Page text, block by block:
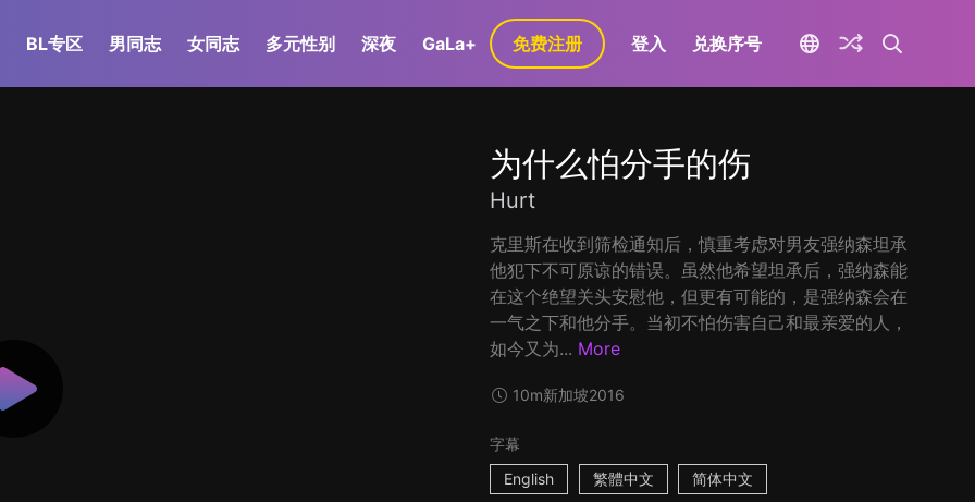
BL专区 男同志 女同志 多元性别 深夜 GaLa+ 免费注册 登入 兑换序号
为什么怕分手的伤
Hurt
克里斯在收到筛检通知后，慎重考虑对男友强纳森坦承
他犯下不可原谅的错误。虽然他希望坦承后，强纳森能
在这个绝望关头安慰他，但更有可能的，是强纳森会在
一气之下和他分手。当初不怕伤害自己和最亲爱的人，
如今又为... More
10m新加坡2016
字幕
English
繁體中文 简体中文